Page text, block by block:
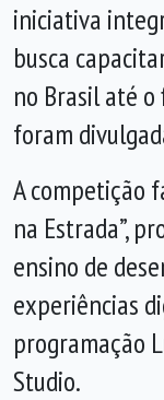
iniciativa
busca
no Brasil até
foram
A competição
na Estrada”,
ensino de
experiências
programação
Studio.